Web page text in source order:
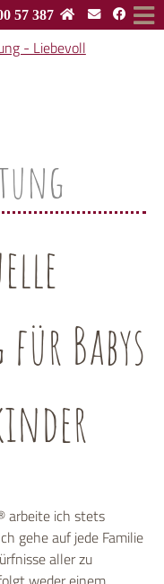
57 387
Babys
arbeite ich stets
gehe auf jede Familie
aller zu